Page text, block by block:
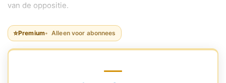
van de oppositie.
⭐Premium Alleen voor abonnees